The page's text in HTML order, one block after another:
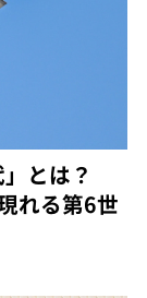
とは？
れる第6世